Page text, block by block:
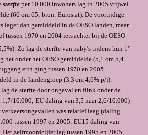
sterfteper 10.000 inwoners lag in 2005 vrijwel
(66 om 65; bron: Eurostat). De voortijdige
lager dan gemiddeld in de OESO landen, maar
tussen 1970 en 2004 iets achter bij de OESO
Zo lag de sterfte van baby’s tijdens hun 1 e
net onder het OESO gemiddelde (5,1 om 5,4
erin ging tussen 1970 en 2005
in de landengroep (3,3 om 4,6% p/j).
lag de sterfte door ongevallen flink onder de
1,7/10.000; EU daling van 3,5 naar 2,6/10.000)
verkeersongevallen was relatief laag (daling
tussen 1997 en 2005: EU15 daling van
Het zelfmoordcijfer lag tussen 1995 en 2005